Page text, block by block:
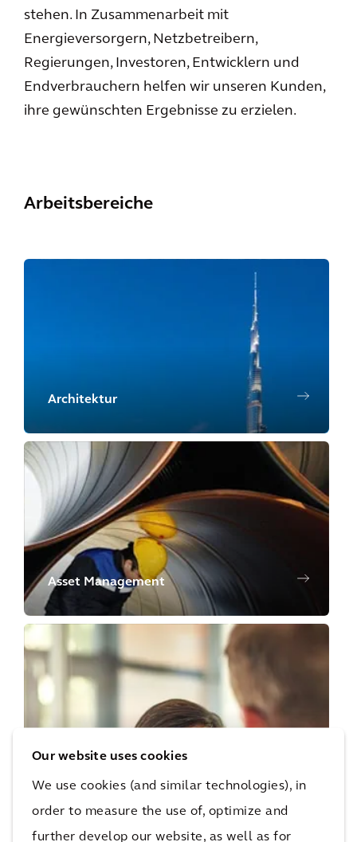
Our website uses cookies
We use cookies (and similar technologies), in
order to measure the use of, optimize and
further develop our website, as well as for
stehen. In Zusammenarbeit mit
Energieversorgern, Netzbetreibern,
Regierungen, Investoren, Entwicklern und
Endverbrauchern helfen wir unseren Kunden,
ihre gewünschten Ergebnisse zu erzielen.
Arbeitsbereiche
Architektur
Asset Management